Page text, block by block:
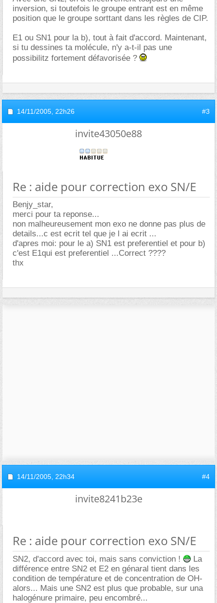
inversion, si toutefois le groupe entrant est en même
position que le groupe sorttant dans les règles de CIP.
E1 ou SN1 pour la b), tout à fait d'accord. Maintenant,
si tu dessines ta molécule, n'y a-t-il pas une
possibilitz fortement défavorisée ?
14/11/2005, 22h26 #3
invite43050e88
Re : aide pour correction exo SN/E
Benjy_star,
merci pour ta reponse...
non malheureusement mon exo ne donne pas plus de
details...c est ecrit tel que je l ai ecrit ...
d'apres moi: pour le a) SN1 est preferentiel et pour b)
c'est E1qui est preferentiel ...Correct ????
thx
14/11/2005, 22h34 #4
invite8241b23e
Re : aide pour correction exo SN/E
SN2, d'accord avec toi, mais sans conviction !
La
différence entre SN2 et E2 en génaral tient dans les
condition de température et de concentration de OH-
alors... Mais une SN2 est plus que probable, sur una
halogénure primaire, peu encombré...